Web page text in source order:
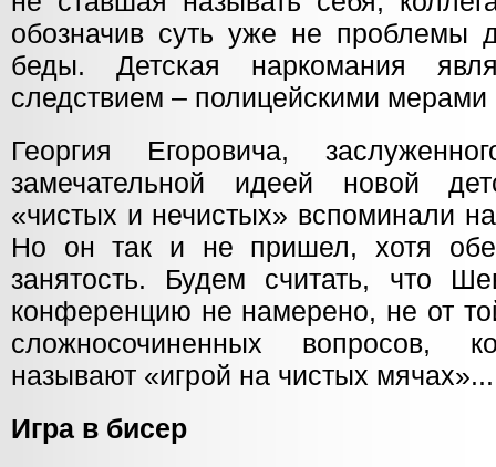
обозначив суть уже не проблемы
беды. Детская наркомания
следствием – полицейскими мерами
Георгия Егоровича,
замечательной идеей новой
«чистых и нечистых» вспоминали
Но он так и не пришел, хотя
занятость. Будем считать, что
конференцию не намерено, не от
сложносочиненных вопросов,
называют «игрой на чистых мячах»...
Игра в бисер